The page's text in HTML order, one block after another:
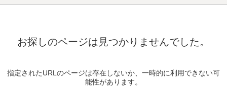
お探しのページは見つかりませんでした。
指定されたURLのページは存在しないか、一時的に利用できない可
能性があります。